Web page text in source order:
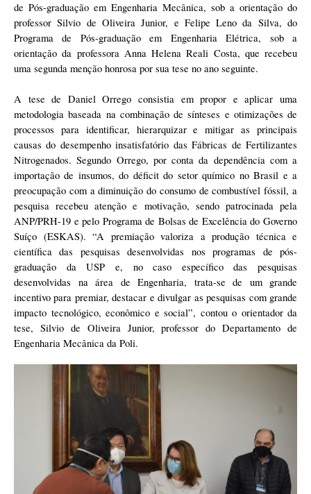
de Pós-graduação em Engenharia Mecânica, sob a orientação do
professor Silvio de Oliveira Junior, e Felipe Leno da Silva, do
Programa de Pós-graduação em Engenharia Elétrica, sob a
orientação da professora Anna Helena Reali Costa, que recebeu
uma segunda menção honrosa por sua tese no ano seguinte.
A tese de Daniel Orrego consistia em propor e aplicar uma
metodologia baseada na combinação de sínteses e otimizações de
processos para identificar, hierarquizar e mitigar as principais
causas do desempenho insatisfatório das Fábricas de Fertilizantes
Nitrogenados. Segundo Orrego, por conta da dependência com a
importação de insumos, do déficit do setor químico no Brasil e a
preocupação com a diminuição do consumo de combustível fóssil, a
pesquisa recebeu atenção e motivação, sendo patrocinada pela
ANP/PRH-19 e pelo Programa de Bolsas de Excelência do Governo
Suíço (ESKAS). “A premiação valoriza a produção técnica e
científica das pesquisas desenvolvidas nos programas de pós-
graduação da USP e, no caso específico das pesquisas
desenvolvidas na área de Engenharia, trata-se de um grande
incentivo para premiar, destacar e divulgar as pesquisas com grande
impacto tecnológico, econômico e social”, contou o orientador da
tese, Silvio de Oliveira Junior, professor do Departamento de
Engenharia Mecânica da Poli.